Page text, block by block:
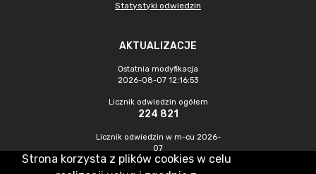
Statystyki odwiedzin
AKTUALIZACJE
Ostatnia modyfikacja
2026-08-07 12:16:53
Licznik odwiedzin ogółem
224 821
Licznik odwiedzin w m-cu 2026-
07
974
Strona korzysta z plików cookies w celu